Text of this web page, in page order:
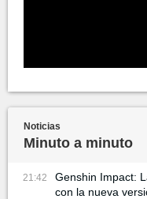
Noticias
Minuto a minuto
21:42
Genshin Impact:
con la nueva